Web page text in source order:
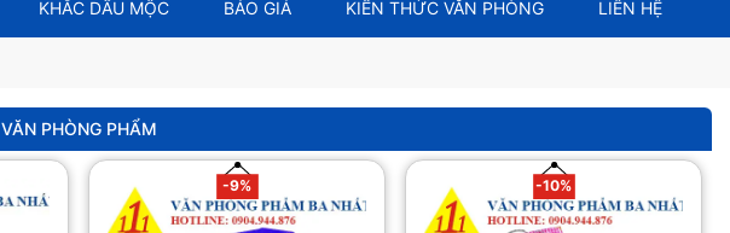
KHẮC DẤU MỘC BÁO GIÁ KIẾN THỨC VĂN PHÒNG LIÊN HỆ
VĂN PHÒNG PHẨM
-9% -10%